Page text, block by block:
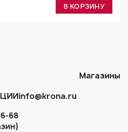
В КОРЗИНУ
Магазины
info@krona.ru
68